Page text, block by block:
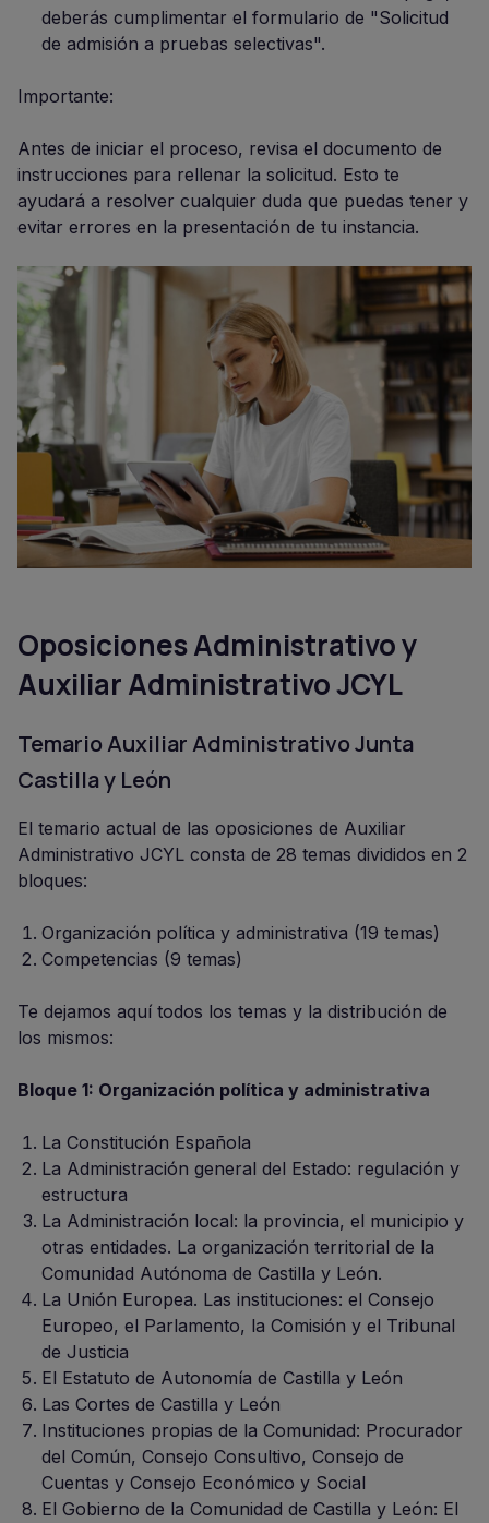
deberás cumplimentar el formulario de "Solicitud
de admisión a pruebas selectivas".
Importante:
Antes de iniciar el proceso, revisa el documento de
instrucciones para rellenar la solicitud. Esto te
ayudará a resolver cualquier duda que puedas tener y
evitar errores en la presentación de tu instancia.
Oposiciones Administrativo y
Auxiliar Administrativo JCYL
Temario Auxiliar Administrativo Junta
Castilla y León
El temario actual de las oposiciones de Auxiliar
Administrativo JCYL consta de 28 temas divididos en 2
bloques:
Organización política y administrativa (19 temas)
Competencias (9 temas)
Te dejamos aquí todos los temas y la distribución de
los mismos:
Bloque 1: Organización política y administrativa
La Constitución Española
La Administración general del Estado: regulación y
estructura
La Administración local: la provincia, el municipio y
otras entidades. La organización territorial de la
Comunidad Autónoma de Castilla y León.
La Unión Europea. Las instituciones: el Consejo
Europeo, el Parlamento, la Comisión y el Tribunal
de Justicia
El Estatuto de Autonomía de Castilla y León
Las Cortes de Castilla y León
Instituciones propias de la Comunidad: Procurador
del Común, Consejo Consultivo, Consejo de
Cuentas y Consejo Económico y Social
El Gobierno de la Comunidad de Castilla y León: El